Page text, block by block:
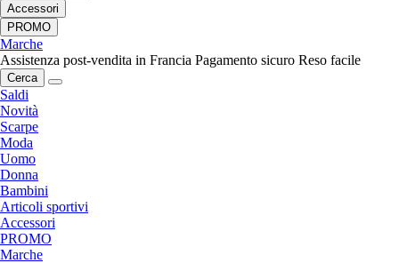
Accessori
PROMO
Marche
Assistenza post-vendita in Francia Pagamento sicuro Reso facile
Cerca
Saldi
Novità
Scarpe
Moda
Uomo
Donna
Bambini
Articoli sportivi
Accessori
PROMO
Marche